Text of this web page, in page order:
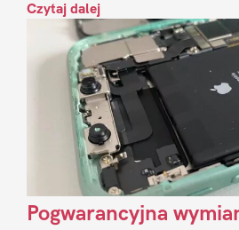
Czytaj dalej
Pogwarancyjna